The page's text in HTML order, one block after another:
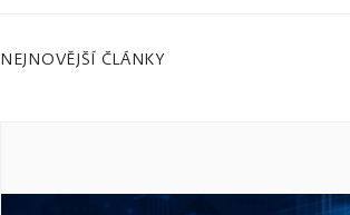
NEJNOVĚJŠÍ ČLÁNKY